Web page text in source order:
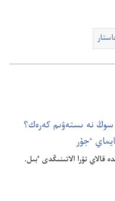
سوڭ نە ىستە‌ۋىم كە‌رە‌ك؟‏
قالاي تۇ‌را الاتىنىڭدى ٴ‌بىل.‏